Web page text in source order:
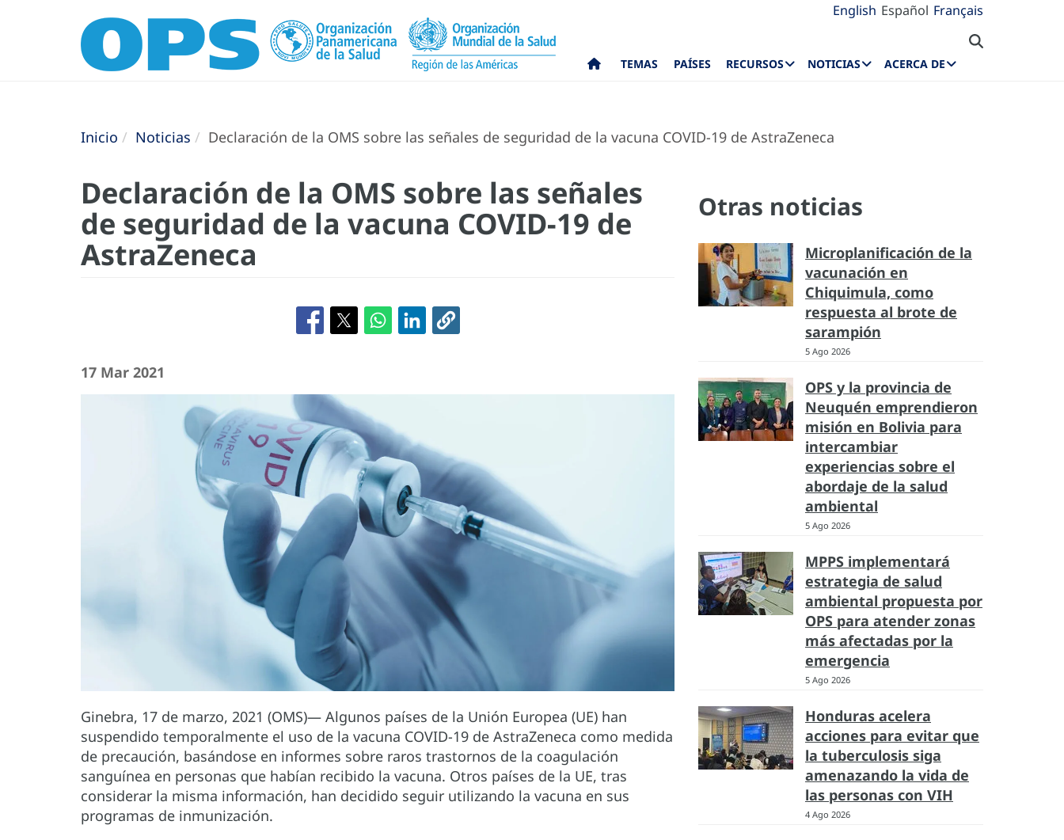
English Español Français
TEMAS PAÍSES RECURSOS NOTICIAS ACERCA DE
Inicio Noticias Declaración de la OMS sobre las señales de seguridad de la vacuna COVID-19 de AstraZeneca
Declaración de la OMS sobre las señales
de seguridad de la vacuna COVID-19 de
AstraZeneca
17 Mar 2021
Ginebra, 17 de marzo, 2021 (OMS)— Algunos países de la Unión Europea (UE) han
suspendido temporalmente el uso de la vacuna COVID-19 de AstraZeneca como medida
de precaución, basándose en informes sobre raros trastornos de la coagulación
sanguínea en personas que habían recibido la vacuna. Otros países de la UE, tras
considerar la misma información, han decidido seguir utilizando la vacuna en sus
programas de inmunización.
Otras noticias
Microplanificación de la
vacunación en
Chiquimula, como
respuesta al brote de
sarampión
5 Ago 2026
OPS y la provincia de
Neuquén emprendieron
misión en Bolivia para
intercambiar
experiencias sobre el
abordaje de la salud
ambiental
5 Ago 2026
MPPS implementará
estrategia de salud
ambiental propuesta por
OPS para atender zonas
más afectadas por la
emergencia
5 Ago 2026
Honduras acelera
acciones para evitar que
la tuberculosis siga
amenazando la vida de
las personas con VIH
4 Ago 2026